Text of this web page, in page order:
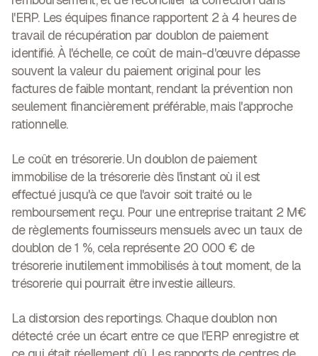
l'ERP. Les équipes finance rapportent 2 à 4 heures de
travail de récupération par doublon de paiement
identifié. À l'échelle, ce coût de main-d'œuvre dépasse
souvent la valeur du paiement original pour les
factures de faible montant, rendant la prévention non
seulement financièrement préférable, mais l'approche
rationnelle.
Le coût en trésorerie.Un doublon de paiement
immobilise de la trésorerie dès l'instant où il est
effectué jusqu'à ce que l'avoir soit traité ou le
remboursement reçu. Pour une entreprise traitant 2 M€
de règlements fournisseurs mensuels avec un taux de
doublon de 1 %, cela représente 20 000 € de
trésorerie inutilement immobilisés à tout moment, de la
trésorerie qui pourrait être investie ailleurs.
La distorsion des reportings.Chaque doublon non
détecté crée un écart entre ce que l'ERP enregistre et